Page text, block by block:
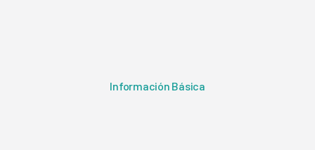
Información Básica